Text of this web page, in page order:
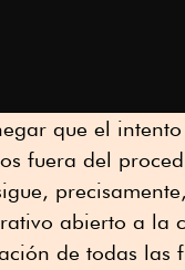
que el
fuera del
abierto a la
de todas las